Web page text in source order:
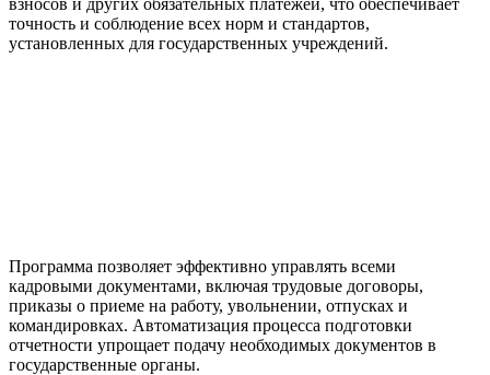
точность и соблюдение всех норм и стандартов,
установленных для государственных учреждений.
Программа позволяет эффективно управлять всеми
кадровыми документами, включая трудовые договоры,
приказы о приеме на работу, увольнении, отпусках и
командировках. Автоматизация процесса подготовки
отчетности упрощает подачу необходимых документов в
государственные органы.